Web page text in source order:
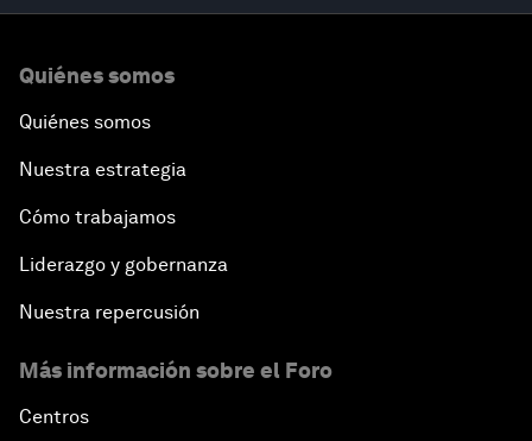
Quiénes somos
Quiénes somos
Nuestra estrategia
Cómo trabajamos
Liderazgo y gobernanza
Nuestra repercusión
Más información sobre el Foro
Centros